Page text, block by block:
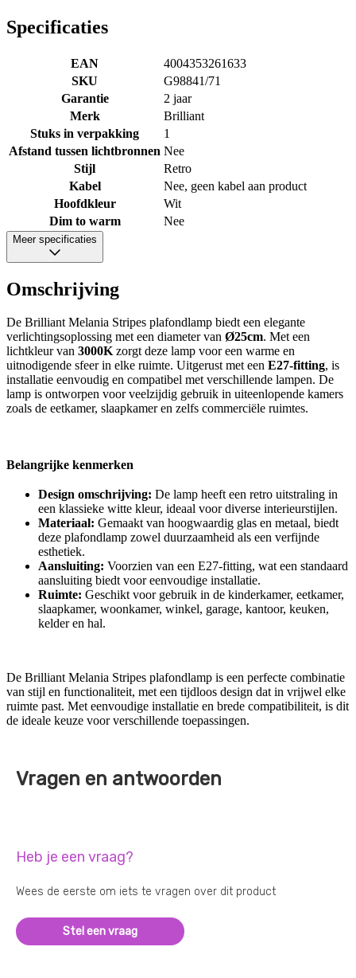
Specificaties
EAN
4004353261633
SKU
G98841/71
Garantie
2 jaar
Merk
Brilliant
Stuks in verpakking
1
Afstand tussen lichtbronnen Nee
Stijl
Retro
Kabel
Nee, geen kabel aan product
Hoofdkleur
Wit
Dim to warm
Nee
Meer specificaties
Omschrijving
De Brilliant Melania Stripes plafondlamp biedt een elegante
verlichtingsoplossing met een diameter van Ø25cm. Met een
lichtkleur van 3000Kzorgt deze lamp voor een warme en
uitnodigende sfeer in elke ruimte. Uitgerust met een E27-fitting, is
installatie eenvoudig en compatibel met verschillende lampen. De
lamp is ontworpen voor veelzijdig gebruik in uiteenlopende kamers
zoals de eetkamer, slaapkamer en zelfs commerciële ruimtes.
Belangrijke kenmerken
Design omschrijving: De lamp heeft een retro uitstraling in
een klassieke witte kleur, ideaal voor diverse interieurstijlen.
Materiaal: Gemaakt van hoogwaardig glas en metaal, biedt
deze plafondlamp zowel duurzaamheid als een verfijnde
esthetiek.
Aansluiting: Voorzien van een E27-fitting, wat een standaard
aansluiting biedt voor eenvoudige installatie.
Ruimte: Geschikt voor gebruik in de kinderkamer, eetkamer,
slaapkamer, woonkamer, winkel, garage, kantoor, keuken,
kelder en hal.
De Brilliant Melania Stripes plafondlamp is een perfecte combinatie
van stijl en functionaliteit, met een tijdloos design dat in vrijwel elke
ruimte past. Met eenvoudige installatie en brede compatibiliteit, is dit
de ideale keuze voor verschillende toepassingen.
Vragen en antwoorden
Heb je een vraag?
Wees de eerste om iets te vragen over dit product
Stel een vraag